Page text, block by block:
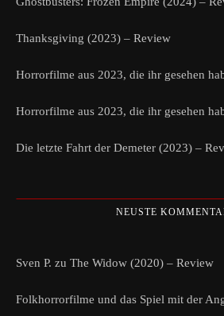
Thanksgiving (2023) – Review
Horrorfilme aus 2023, die ihr gesehen
Horrorfilme aus 2023, die ihr gesehen
Die letzte Fahrt der Demeter (2023) –
NEUSTE
Sven P. zu The Widow (2020) – Review
Folkhorrorfilme und das Spiel mit der